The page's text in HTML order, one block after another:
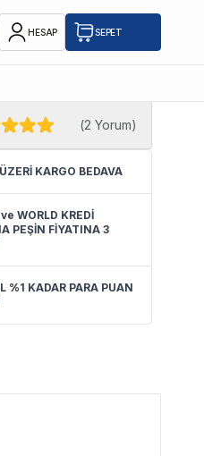
HESAP SEPET
(2 Yorum)
KARGO BEDAVA
WORLD KREDİ
PEŞİN FİYATINA 3
%1 KADAR PARA PUAN